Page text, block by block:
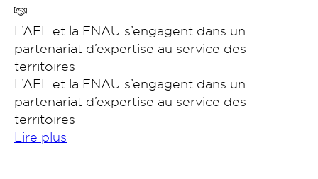
L’AFL et la FNAU s’engagent dans un
partenariat d’expertise au service des
territoires
L’AFL et la FNAU s’engagent dans un
partenariat d’expertise au service des
territoires
Lire plus